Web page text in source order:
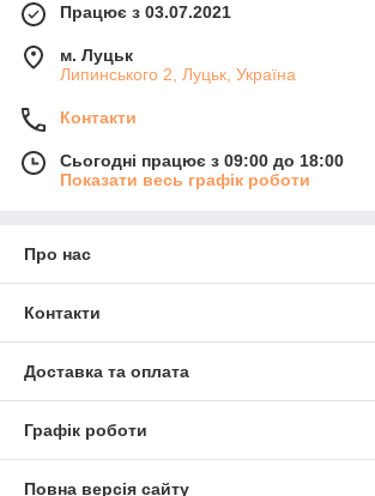
Працює з 03.07.2021
м. Луцьк
Липинського 2, Луцьк, Україна
Контакти
Сьогодні працює з 09:00 до 18:00
Показати весь графік роботи
Про нас
Контакти
Доставка та оплата
Графік роботи
Повна версія сайту